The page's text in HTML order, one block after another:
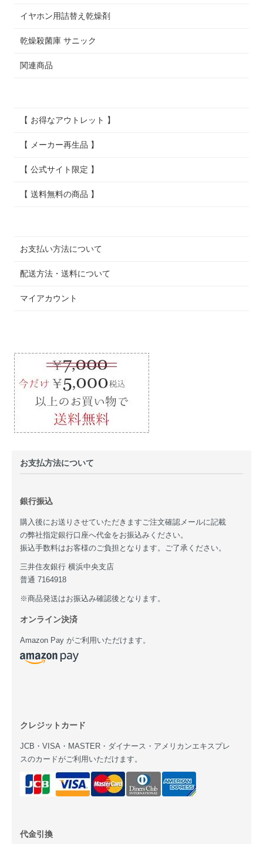
イヤホン用詰替え乾燥剤
乾燥殺菌庫 サニック
関連商品
【 お得なアウトレット 】
【 メーカー再生品 】
【 公式サイト限定 】
【 送料無料の商品 】
お支払い方法について
配送方法・送料について
マイアカウント
お支払方法について
銀行振込
購入後にお送りさせていただきますご注文確認メールに記載
の弊社指定銀行口座へ代金をお振込みください。
振込手数料はお客様のご負担となります。ご了承ください。
三井住友銀行 横浜中央支店
普通 7164918
※商品発送はお振込み確認後となります。
オンライン決済
Amazon Pay がご利用いただけます。
クレジットカード
JCB・VISA・MASTER・ダイナース・アメリカンエキスプレ
スのカードがご利用いただけます。
代金引換